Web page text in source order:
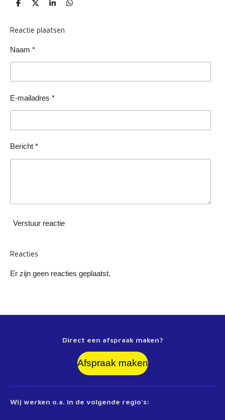
D
e
D
S
r
D
Reactie plaatsen
Naam *
E-mailadres *
Bericht *
Verstuur reactie
Reacties
Er zijn geen reacties geplaatst.
Direct een afspraak maken?
Afspraak maken
Wij werken o.a. in de volgende regio's: